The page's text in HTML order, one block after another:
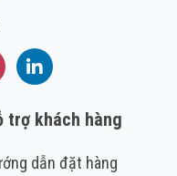
LinkedIn
trợ khách hàng
dẫn đặt hàng